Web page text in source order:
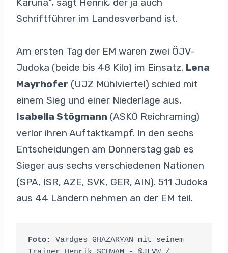
Schriftführer im Landesverband ist.
Am ersten Tag der EM waren zwei ÖJV-
Judoka (beide bis 48 Kilo) im Einsatz. Lena
Mayrhofer (UJZ Mühlviertel) schied mit
einem Sieg und einer Niederlage aus,
Isabella Stögmann (ASKÖ Reichraming)
verlor ihren Auftaktkampf. In den sechs
Entscheidungen am Donnerstag gab es
Sieger aus sechs verschiedenen Nationen
(SPA, ISR, AZE, SVK, GER, AIN). 511 Judoka
aus 44 Ländern nehmen an der EM teil.
Foto:
Vardges GHAZARYAN mit seinem